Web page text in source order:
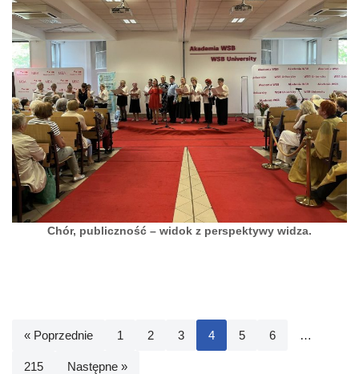
Chór, publiczność – widok z perspektywy widza.
« Poprzednie 1 2 3 4 5 6 …
215 Następne »